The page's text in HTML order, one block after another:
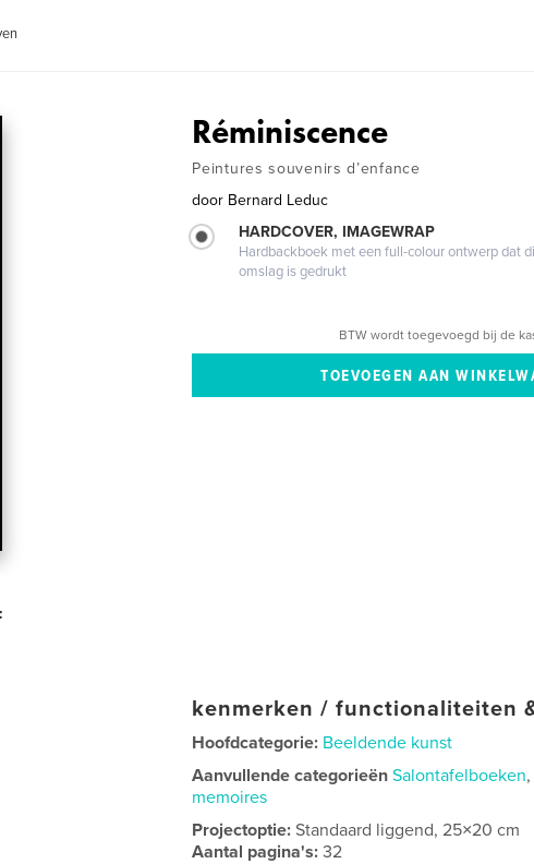
Réminiscence
Peintures souvenirs d’enfance
door Bernard Leduc
HARDCOVER, IMAGEWRAP
Hardbackboek met een full-colour ontwerp dat
omslag is gedrukt
BTW wordt toegevoegd bij de
kenmerken / functionaliteiten
Hoofdcategorie: Beeldende kunst
Aanvullende categorieën Salontafelboeken,
memoires
Projectoptie:Standaard liggend, 25×20 cm
Aantal pagina's:32